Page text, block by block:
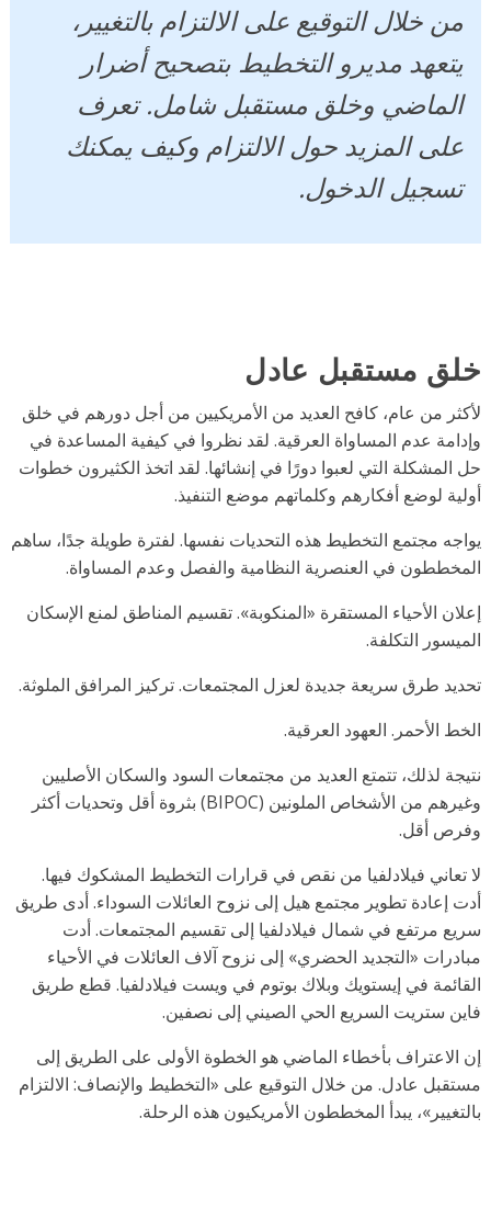
خلال التوقيع على الالتزام بالتغيير،
مديرو التخطيط بتصحيح أضرار
وخلق مستقبل شامل. تعرف
المزيد حول الالتزام وكيف يمكنك
الدخول.
مستقبل عادل
من عام، كافح العديد من الأمريكيين من أجل دورهم في خلق
عدم المساواة العرقية. لقد نظروا في كيفية المساعدة في
التي لعبوا دورًا في إنشائها. لقد اتخذ الكثيرون خطوات
لوضع أفكارهم وكلماتهم موضع التنفيذ.
مجتمع التخطيط هذه التحديات نفسها. لفترة طويلة جدًا، ساهم
في العنصرية النظامية والفصل وعدم المساواة.
الأحياء المستقرة «المنكوبة». تقسيم المناطق لمنع الإسكان
التكلفة.
طرق سريعة جديدة لعزل المجتمعات. تركيز المرافق الملوثة.
العهود العرقية.
لذلك، تتمتع العديد من مجتمعات السود والسكان الأصليين
وغيرهم من الأشخاص الملونين (BIPOC) بثروة أقل وتحديات أكثر
أقل.
فيلادلفيا من نقص في قرارات التخطيط المشكوك فيها.
تطوير مجتمع هيل إلى نزوح العائلات السوداء. أدى طريق
مرتفع في شمال فيلادلفيا إلى تقسيم المجتمعات. أدت
«التجديد الحضري» إلى نزوح آلاف العائلات في الأحياء
في إيستويك وبلاك بوتوم في ويست فيلادلفيا. قطع طريق
ستريت السريع الحي الصيني إلى نصفين.
بأخطاء الماضي هو الخطوة الأولى على الطريق إلى
عادل. من خلال التوقيع على «التخطيط والإنصاف: الالتزام
يبدأ المخططون الأمريكيون هذه الرحلة.